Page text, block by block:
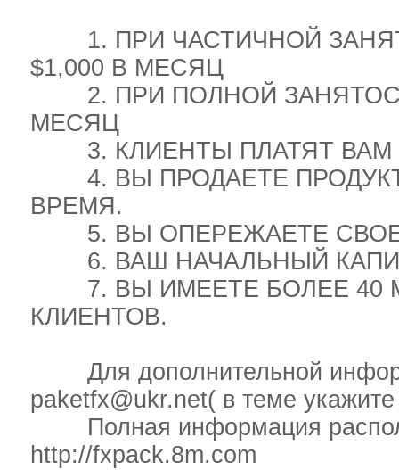
1. ПРИ ЧАСТИЧНОЙ
$1,000 В МЕСЯЦ
2. ПРИ ПОЛНОЙ
МЕСЯЦ
3. КЛИЕНТЫ ПЛАТЯТ ВАМ
4. ВЫ ПРОДАЕТЕ
ВРЕМЯ.
5. ВЫ ОПЕРЕЖАЕТЕ
6. ВАШ НАЧАЛЬНЫЙ
7. ВЫ ИМЕЕТЕ БОЛЕЕ 40
КЛИЕНТОВ.
Для дополнительной
paketfx@ukr.net( в теме
Полная информация
http://fxpack.8m.com